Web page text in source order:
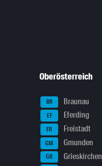
Oberösterreich
BR Braunau
EF Eferding
FR Freistadt
GM Gmunden
GR
Grieskirchen